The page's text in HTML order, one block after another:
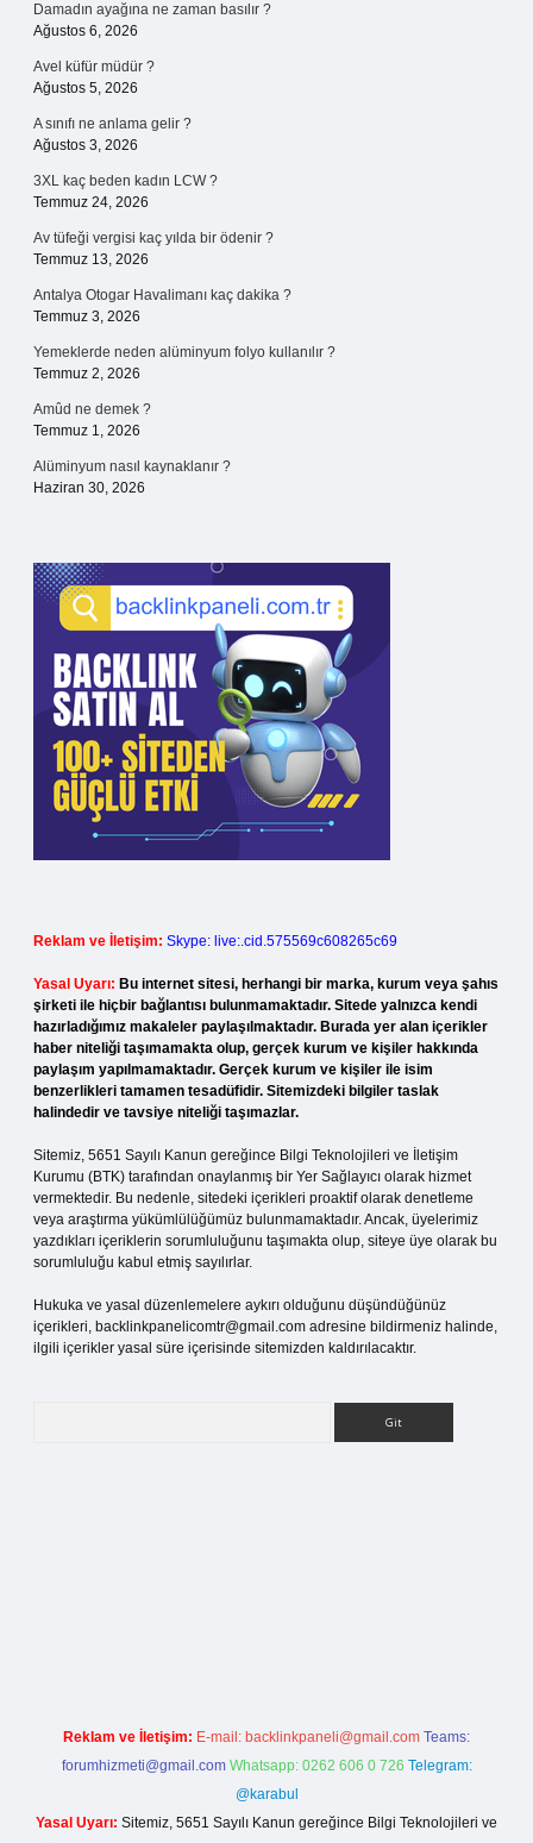
Damadın ayağına ne zaman basılır ?
Ağustos 6, 2026
Avel küfür müdür ?
Ağustos 5, 2026
A sınıfı ne anlama gelir ?
Ağustos 3, 2026
3XL kaç beden kadın LCW ?
Temmuz 24, 2026
Av tüfeği vergisi kaç yılda bir ödenir ?
Temmuz 13, 2026
Antalya Otogar Havalimanı kaç dakika ?
Temmuz 3, 2026
Yemeklerde neden alüminyum folyo kullanılır ?
Temmuz 2, 2026
Amûd ne demek ?
Temmuz 1, 2026
Alüminyum nasıl kaynaklanır ?
Haziran 30, 2026
Reklam ve İletişim: Skype: live:.cid.575569c608265c69
Yasal Uyarı: Bu internet sitesi, herhangi bir marka, kurum veya şahıs
şirketi ile hiçbir bağlantısı bulunmamaktadır. Sitede yalnızca kendi
hazırladığımız makaleler paylaşılmaktadır. Burada yer alan içerikler
haber niteliği taşımamakta olup, gerçek kurum ve kişiler hakkında
paylaşım yapılmamaktadır. Gerçek kurum ve kişiler ile isim
benzerlikleri tamamen tesadüfidir. Sitemizdeki bilgiler taslak
halindedir ve tavsiye niteliği taşımazlar.
Sitemiz, 5651 Sayılı Kanun gereğince Bilgi Teknolojileri ve İletişim
Kurumu (BTK) tarafından onaylanmış bir Yer Sağlayıcı olarak hizmet
vermektedir. Bu nedenle, sitedeki içerikleri proaktif olarak denetleme
veya araştırma yükümlülüğümüz bulunmamaktadır. Ancak, üyelerimiz
yazdıkları içeriklerin sorumluluğunu taşımakta olup, siteye üye olarak bu
sorumluluğu kabul etmiş sayılırlar.
Hukuka ve yasal düzenlemelere aykırı olduğunu düşündüğünüz
içerikleri, backlinkpanelicomtr@gmail.com adresine bildirmeniz halinde,
ilgili içerikler yasal süre içerisinde sitemizden kaldırılacaktır.
Reklam ve İletişim: E-mail: backlinkpaneli@gmail.com Teams:
forumhizmeti@gmail.com Whatsapp: 0262 606 0 726 Telegram:
@karabul
Yasal Uyarı: Sitemiz, 5651 Sayılı Kanun gereğince Bilgi Teknolojileri ve